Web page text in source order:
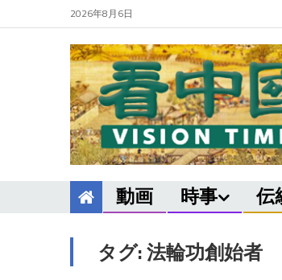
2026年8月6日
動画 時事 伝
タグ:法輪功創始者